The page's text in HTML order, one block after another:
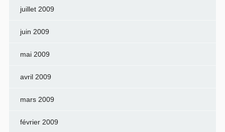
juillet 2009
juin 2009
mai 2009
avril 2009
mars 2009
février 2009